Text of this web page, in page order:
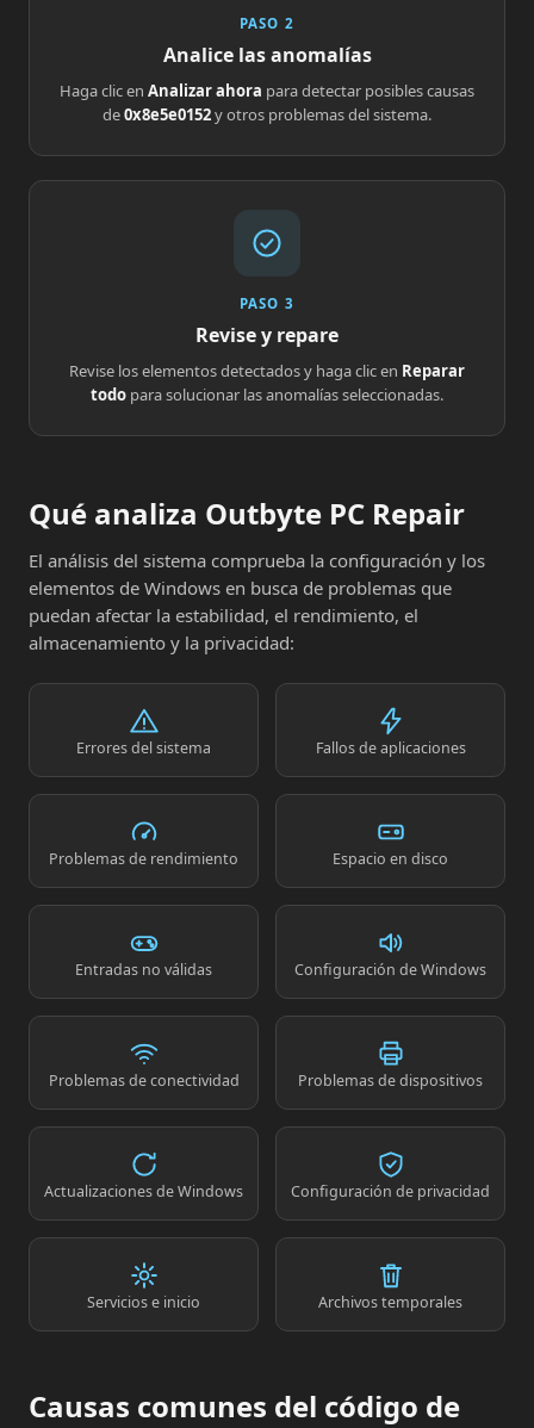
PASO 2
Analice las anomalías
Haga clic en Analizar ahora para detectar posibles causas
de0x8e5e0152y otros problemas del sistema.
PASO 3
Revise y repare
Revise los elementos detectados y haga clic en Reparar
todo para solucionar las anomalías seleccionadas.
Qué analiza Outbyte PC Repair
El análisis del sistema comprueba la configuración y los
elementos de Windows en busca de problemas que
puedan afectar la estabilidad, el rendimiento, el
almacenamiento y la privacidad:
Errores del sistema Fallos de aplicaciones
Problemas de rendimiento Espacio en disco
Entradas no válidas Configuración de Windows
Problemas de conectividad Problemas de dispositivos
Actualizaciones de Windows Configuración de privacidad
Servicios e inicio Archivos temporales
Causas comunes del código de